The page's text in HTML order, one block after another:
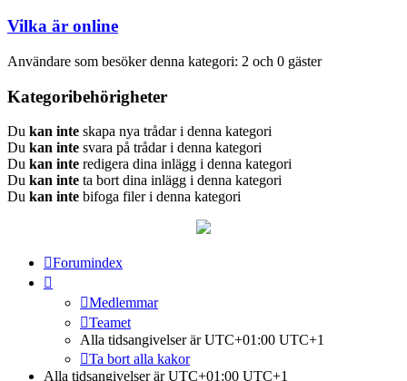
Vilka är online
Användare som besöker denna kategori: 2 och 0 gäster
Kategoribehörigheter
Du kan inte skapa nya trådar i denna kategori
Du kan inte svara på trådar i denna kategori
Du kan inte redigera dina inlägg i denna kategori
Du kan inte ta bort dina inlägg i denna kategori
Du kan inte bifoga filer i denna kategori
Forumindex
Medlemmar
Teamet
Alla tidsangivelser är UTC+01:00 UTC+1
Ta bort alla kakor
Alla tidsangivelser är UTC+01:00 UTC+1